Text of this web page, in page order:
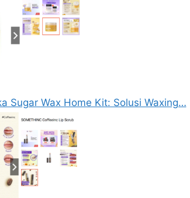
Sugar Wax Home Kit: Solusi Waxing…